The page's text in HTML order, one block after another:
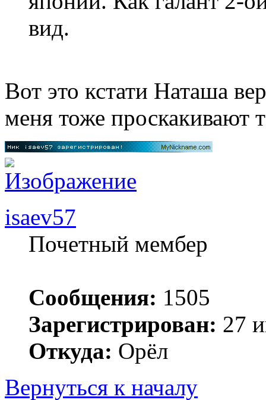
вид.
Вот это кстати Наташа
меня тоже проскакивают
isaev57
Почетный мембер
Сообщения: 1505
Зарегистрирован: 27
Откуда: Орёл
Вернуться к началу